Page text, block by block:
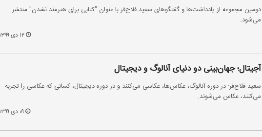
دومین مجموعه از یادداشت‌ها و گفتگوهای سعید فلاح‌فر با عنوان "کتابی برای هنرمند نشدن" منتشر
می‌شود.
۱۲ دی ۱۳۹۹
آجیتال؛ جهان‌بینی دو دنیای آنالوگ و دیجیتال
سعید فلاح‌فر: در دوره آنالوگ، عکاس‌ها، عکاسی می‌کنند و در دوره دیجیتال، کسانی که عکاسی را تجربه
می‌کنند، عکاس می‌شوند.
۰۹ دی ۱۳۹۹